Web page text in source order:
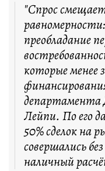
"Спрос
преобладание
которые менее
департамента
Лейпи. По его
50% сделок на
совершались
наличный